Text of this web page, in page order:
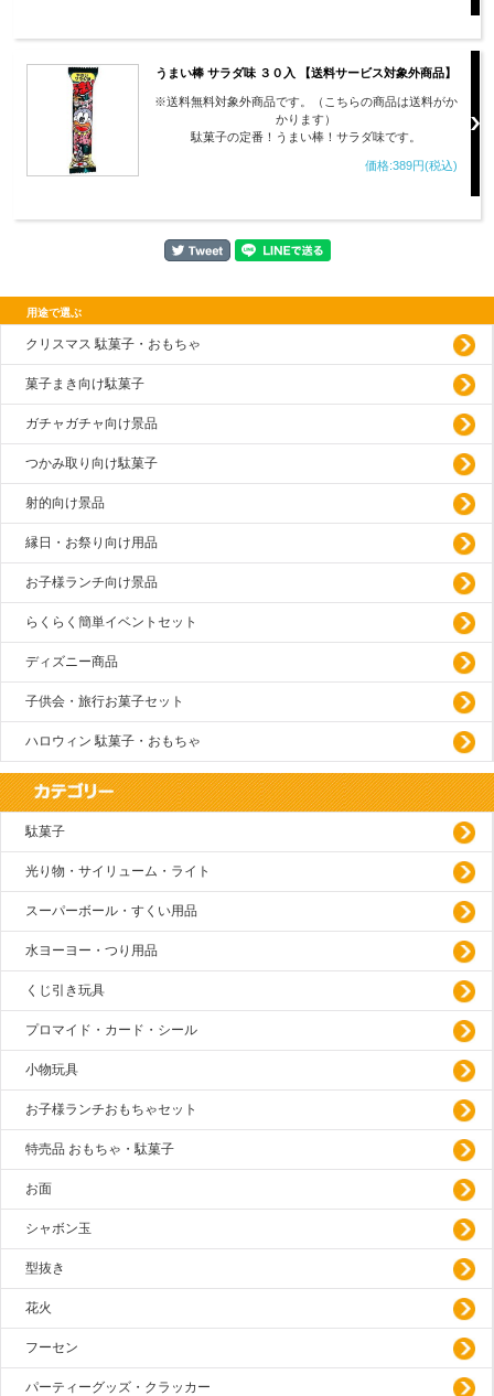
うまい棒 サラダ味 ３０入 【送料サービス対象外商品】
※送料無料対象外商品です。（こちらの商品は送料がか
かります）
駄菓子の定番！うまい棒！サラダ味です。
価格:389円(税込)
用途で選ぶ
クリスマス 駄菓子・おもちゃ
菓子まき向け駄菓子
ガチャガチャ向け景品
つかみ取り向け駄菓子
射的向け景品
縁日・お祭り向け用品
お子様ランチ向け景品
らくらく簡単イベントセット
ディズニー商品
子供会・旅行お菓子セット
ハロウィン 駄菓子・おもちゃ
駄菓子
光り物・サイリューム・ライト
スーパーボール・すくい用品
水ヨーヨー・つり用品
くじ引き玩具
プロマイド・カード・シール
小物玩具
お子様ランチおもちゃセット
特売品 おもちゃ・駄菓子
お面
シャボン玉
型抜き
花火
フーセン
パーティーグッズ・クラッカー